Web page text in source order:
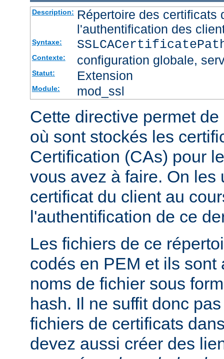
Description: Répertoire des certificats
l'authentification des
Syntaxe:
Contexte: configuration globale,
Statut: Extension
Module: mod_ssl
Cette directive permet
où sont stockés les
Certification (CAs) pour
vous avez à faire. On les
certificat du client au
l'authentification de ce
Les fichiers de ce
codés en PEM et ils sont
noms de fichier sous
hash. Il ne suffit donc
fichiers de certificats
devez aussi créer des